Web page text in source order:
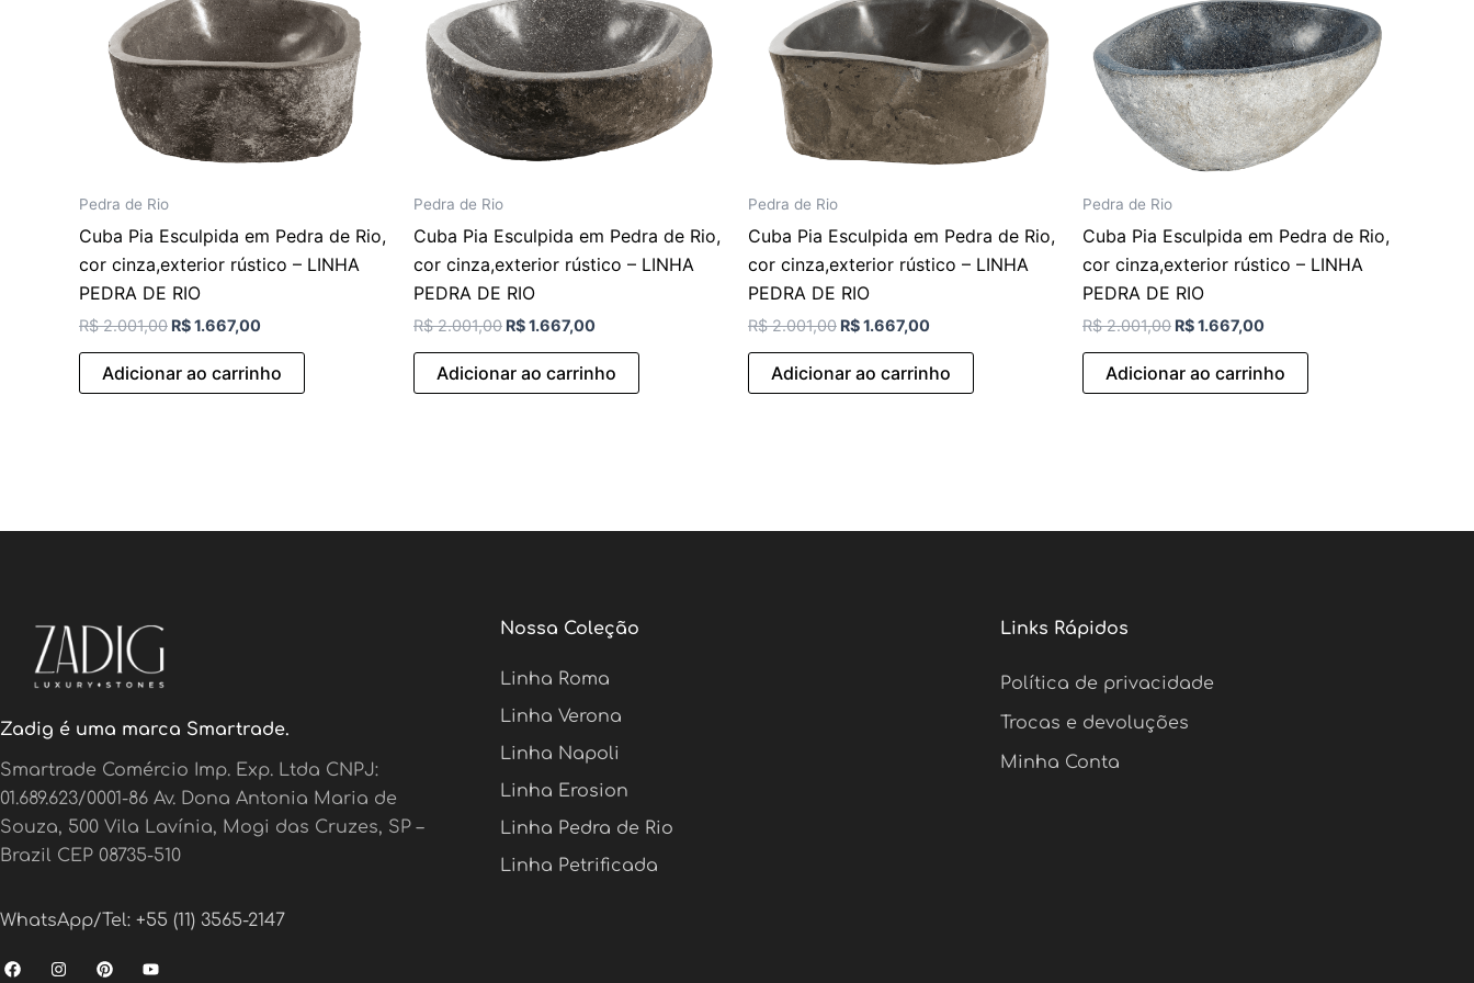
Pedra de Rio
Cuba Pia Esculpida em Pedra de Rio,
cor cinza,exterior rústico – LINHA
PEDRA DE RIO
R$2.001,00 R$1.667,00
Adicionar ao carrinho
Pedra de Rio
Cuba Pia Esculpida em Pedra de Rio,
cor cinza,exterior rústico – LINHA
PEDRA DE RIO
R$2.001,00 R$1.667,00
Adicionar ao carrinho
Pedra de Rio
Cuba Pia Esculpida em Pedra de Rio,
cor cinza,exterior rústico – LINHA
PEDRA DE RIO
R$2.001,00 R$1.667,00
Adicionar ao carrinho
Pedra de Rio
Cuba Pia Esculpida em Pedra de Rio,
cor cinza,exterior rústico – LINHA
PEDRA DE RIO
R$2.001,00 R$1.667,00
Adicionar ao carrinho
Zadig é uma marca Smartrade.
Smartrade Comércio Imp. Exp. Ltda CNPJ:
01.689.623/0001-86 Av. Dona Antonia Maria de
Souza, 500 Vila Lavínia, Mogi das Cruzes, SP –
Brazil CEP 08735-510
WhatsApp/Tel: +55 (11) 3565-2147
F I P Y
Nossa Coleção
Linha Roma
Linha Verona
Linha Napoli
Linha Erosion
Linha Pedra de Rio
Linha Petrificada
Links Rápidos
Política de privacidade
Trocas e devoluções
Minha Conta